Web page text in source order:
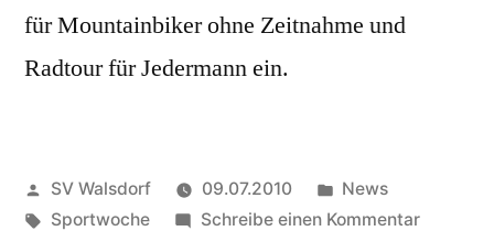
für Mountainbiker ohne Zeitnahme und
Radtour für Jedermann ein.
Veröffentlicht
von
SV Walsdorf 09.07.2010
Veröffentlicht
in
News
Schlagwörter:
Sportwoche Schreibe einen Kommentarzu